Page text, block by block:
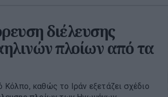
διέλευσης
πλοίων από τα
καθώς το Ιράν εξετάζει σχέδιο